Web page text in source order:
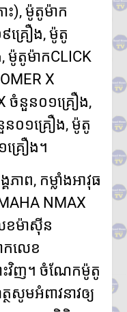
), ម៉ូតូម៉ាក
គ្រឿង, ម៉ូតូ
ម៉ូតូម៉ាកCLICK
X
ចំនួន០១គ្រឿង,
ន០១គ្រឿង, ម៉ូតូ
គ្រឿង។
ព, កម្លាំងអាវុធ
NMAX
ខម៉ាស៊ីន
កលេខ
ះវិញ។ ចំណែកម៉ូតូ
មអំពាវនាវឲ្យ